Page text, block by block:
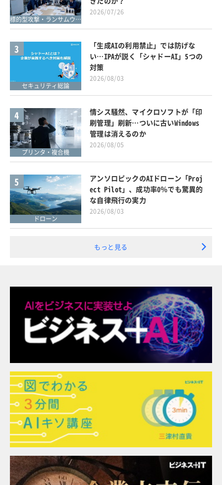
標的型攻撃・ランサムウェア対策
2026/07/26
3
セキュリティ総論
「生成AIの利用禁止」では防げな
い…IPAが説く「シャドーAI」5つの
対策
2026/08/03
4
プリンタ・複合機
情シス騒然、マイクロソフトが「印
刷管理」刷新…ついに古いWindows
管理は消えるのか
2026/08/05
5
ドローン
アンソロピックのAIドローン「Proj
ect Pilot」、成功率0％でも驚異的
な自律飛行の実力
2026/08/03
もっと見る